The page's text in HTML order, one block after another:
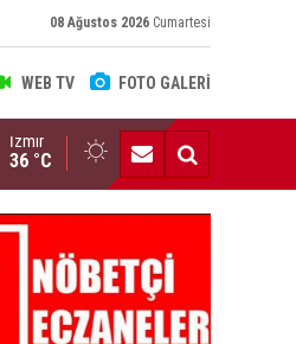
08 Ağustos 2026 Cumartesi
WEB TV FOTO GALERİ
İzmir
36 °C